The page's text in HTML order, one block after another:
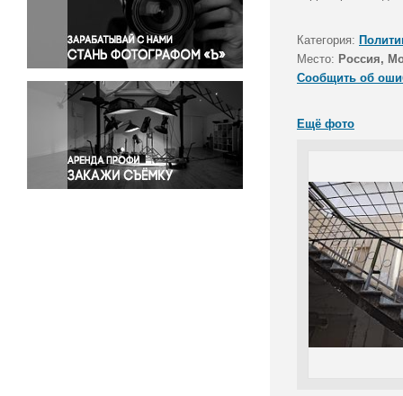
Правосудие
Происшествия и конфликты
Религия
Светская жизнь
Спорт
Экология
Экономика и бизнес
Категория:
Место: Россия,
Сообщить об
Ещё фото